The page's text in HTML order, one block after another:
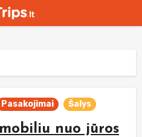
Pasakojimai Šalys
nuo jūros